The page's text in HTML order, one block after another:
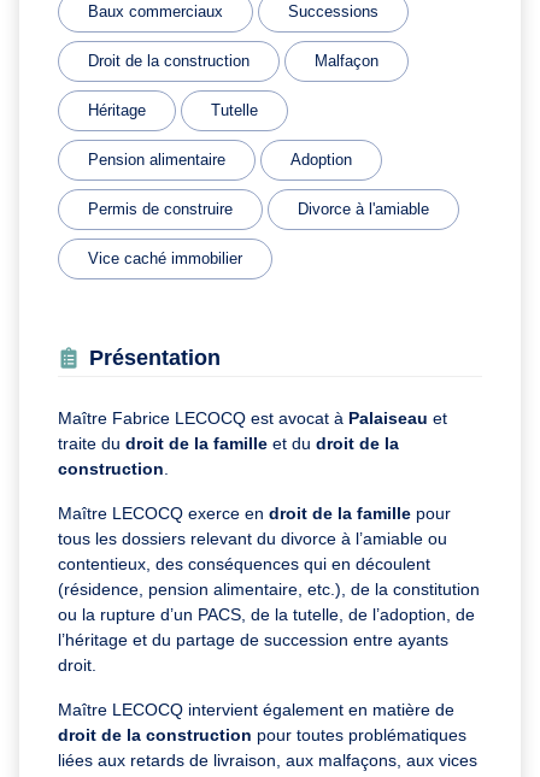
Baux commerciaux Successions
Droit de la construction Malfaçon
Héritage Tutelle
Pension alimentaire Adoption
Permis de construire Divorce à l'amiable
Vice caché immobilier
Présentation
Maître Fabrice LECOCQ est avocat à Palaiseau et
traite du droit de la famille et du droit de la
construction
Maître LECOCQ exerce en droit de la famille pour
tous les dossiers relevant du divorce à l’amiable ou
contentieux, des conséquences qui en découlent
(résidence, pension alimentaire, etc.), de la constitution
ou la rupture d’un PACS, de la tutelle, de l’adoption, de
l’héritage et du partage de succession entre ayants
droit.
Maître LECOCQ intervient également en matière de
droit de la construction pour toutes problématiques
liées aux retards de livraison, aux malfaçons, aux vices